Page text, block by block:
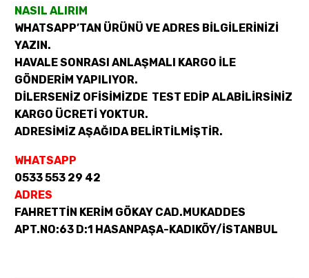
NASIL ALIRIM
WHATSAPP’TAN ÜRÜNÜ VE ADRES BİLGİLERİNİZİ
YAZIN.
HAVALE SONRASI ANLAŞMALI KARGO İLE
GÖNDERİM YAPILIYOR.
DİLERSENİZ OFİSİMİZDE TEST EDİP ALABİLİRSİNİZ
KARGO ÜCRETİ YOKTUR.
ADRESİMİZ AŞAĞIDA BELİRTİLMİŞTİR.
WHATSAPP
0533 553 29 42
ADRES
FAHRETTİN KERİM GÖKAY CAD.MUKADDES
APT.NO:63 D:1 HASANPAŞA-KADIKÖY/İSTANBUL